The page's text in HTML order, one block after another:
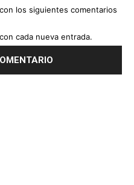
los siguientes comentarios
cada nueva entrada.